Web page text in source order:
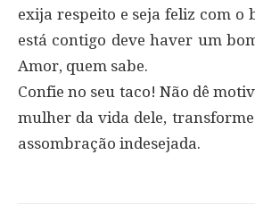
exija respeito e seja feliz com o
está contigo deve haver um
Amor, quem sabe.
Confie no seu taco! Não dê
mulher da vida dele,
assombração indesejada.